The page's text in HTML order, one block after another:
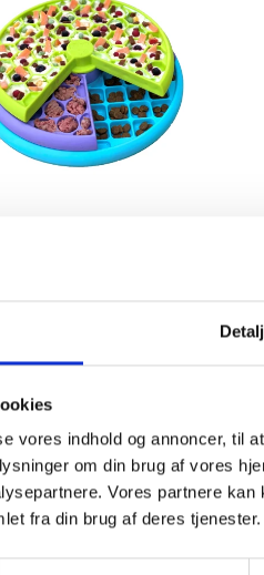
vores indhold og annoncer, til
om din brug af vores
Vores partnere
fra din brug af deres tjenester.
– de elsker også at
til at forebygge